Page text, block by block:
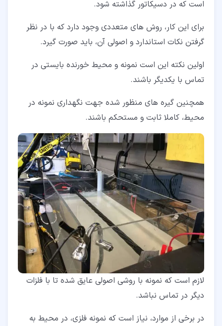
است که در دسیکاتور گذاشته شود.
برای این کار، روش های متعددی وجود دارد که با در نظر
گرفتن نکات استاندارد و اصولی آن، باید صورت گیرد.
اولین نکته این است نمونه و محیط خورنده بایستی در
تماس با یکدیگر باشند.
همچنین گیره های منظور شده جهت نگهداری نمونه در
محیط، کاملا ثابت و مستحکم باشند.
لازم است که نمونه با روشی اصولی عایق شده تا با فلزات
دیگر در تماس نباشد.
در برخی از موارد، نیاز است که نمونه فلزی، در محیط به